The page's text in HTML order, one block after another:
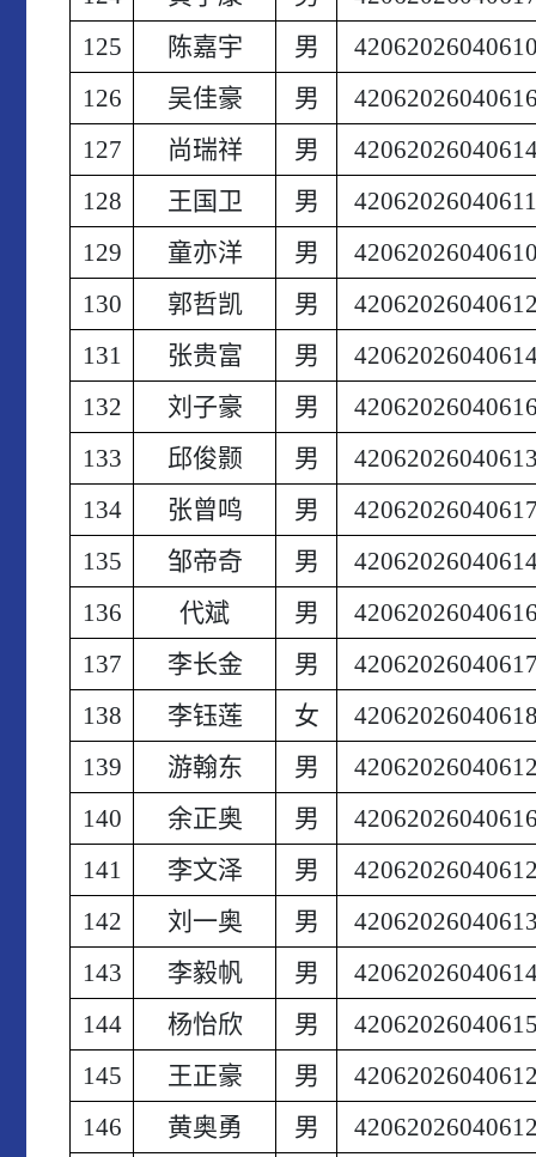
125
陈嘉宇 男
126
吴佳豪 男
127
尚瑞祥 男
128
王国卫 男
129
童亦洋 男
130
郭哲凯 男
131
张贵富 男
132
刘子豪 男
133
邱俊颢 男
134
张曾鸣 男
135
邹帝奇 男
136
代斌 男
137
李长金 男
138
李钰莲 女
139
游翰东 男
140
余正奥 男
141
李文泽 男
142
刘一奥 男
143
李毅帆 男
144
杨怡欣 男
145
王正豪 男
146
黄奥勇 男